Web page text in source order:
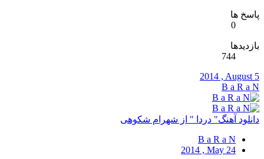
پاسخ ها
0
بازدیدها
744
2014 , August 5
B a R a N
دانلود آهنگ" دردا " از شهرام شکوهی
B a R a N
2014 , May 24